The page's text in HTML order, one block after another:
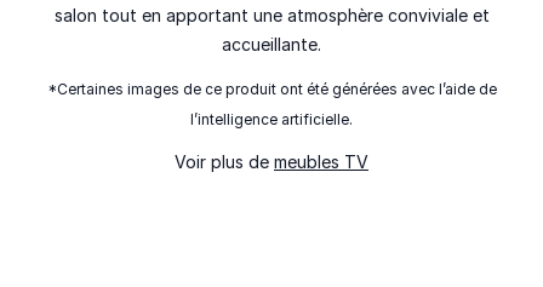
salon tout en apportant une atmosphère conviviale et
accueillante.
*Certaines images de ce produit ont été générées avec l’aide de
l’intelligence artificielle.
Voir plus de meubles TV